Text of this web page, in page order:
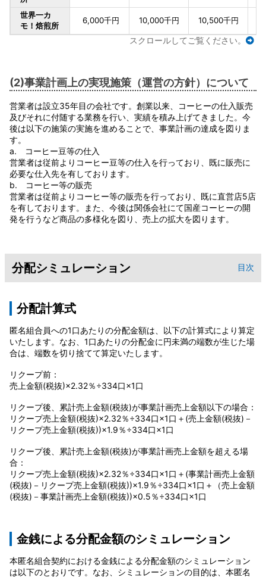
世界一カ
モ！焙煎所
6,000千円 10,000千円 10,500千円
スクロールしてご覧ください。
(2)事業計画上の実現施策（運営の方針）について
営業者は設立35年目の会社です。創業以来、コーヒーの仕入販売
及びそれに付随する業務を行い、実績を積み上げてきました。今
後は以下の施策の実施を進めることで、事業計画の達成を図りま
す。
a. コーヒー豆等の仕入
営業者は従前よりコーヒー豆等の仕入を行っており、既に販売に
必要な仕入先を有しております。
b. コーヒー等の販売
営業者は従前よりコーヒー等の販売を行っており、既に直営店5店
を有しております。また、今後は関係会社にて国産コーヒーの開
発を行うなど商品の多様化を図り、売上の拡大を図ります。
分配シミュレーション 目次
分配計算式
匿名組合員への1口あたりの分配金額は、以下の計算式により算定
いたします。なお、1口あたりの分配金に円未満の端数が生じた場
合は、端数を切り捨てて算定いたします。
リクープ前：
売上金額(税抜)×2.32％÷334口×1口
リクープ後、累計売上金額(税抜)が事業計画売上金額以下の場合：
リクープ売上金額(税抜)×2.32％÷334口×1口＋(売上金額(税抜)－
リクープ売上金額(税抜))×1.9％÷334口×1口
リクープ後、累計売上金額(税抜)が事業計画売上金額を超える場
合：
リクープ売上金額(税抜)×2.32％÷334口×1口＋(事業計画売上金額
(税抜)－リクープ売上金額(税抜))×1.9％÷334口×1口＋（売上金額
(税抜)－事業計画売上金額(税抜))×0.5％÷334口×1口
金銭による分配金額のシミュレーション
本匿名組合契約における金銭による分配金額のシミュレーション
は以下のとおりです。なお、シミュレーションの目的は、本匿名